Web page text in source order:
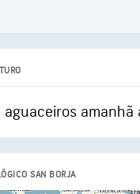
aguaceiros amanhã
SAN BORJA